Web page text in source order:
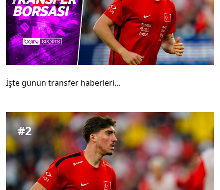
İşte günün transfer haberleri...
#2